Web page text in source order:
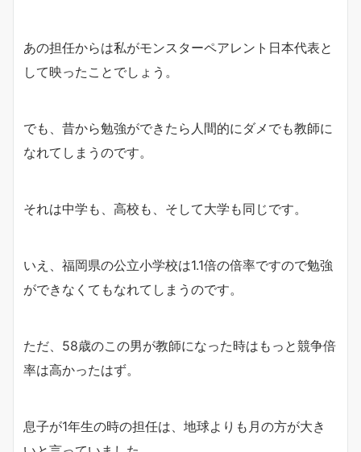
あの担任からは私がモンスターペアレント日本代表と
して映ったことでしょう。
でも、昔から勉強ができたら人間的にダメでも教師に
なれてしまうのです。
それは中学も、高校も、そして大学も同じです。
いえ、福岡県の公立小学校は1.1倍の倍率ですので勉強
ができなくてもなれてしまうのです。
ただ、58歳のこの男が教師になった時はもっと競争倍
率は高かったはず。
息子が1年生の時の担任は、地球よりも月の方が大き